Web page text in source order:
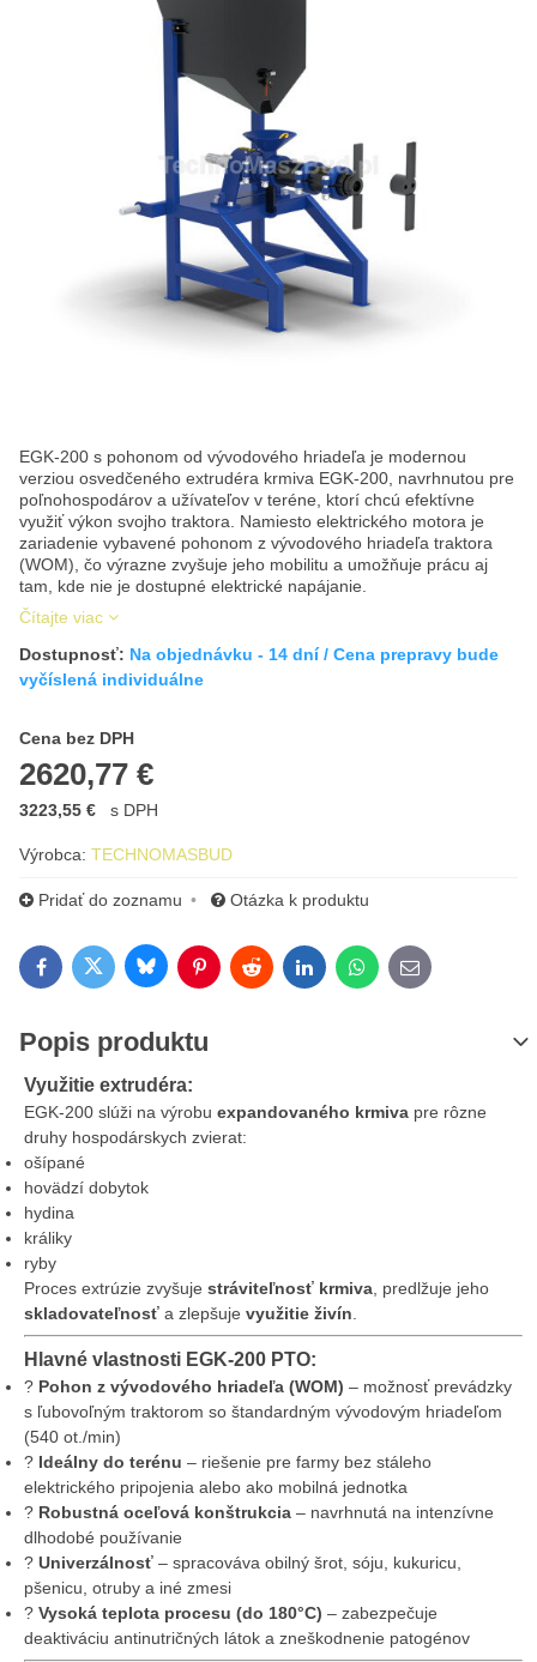
EGK-200 s pohonom od vývodového hriadeľa je modernou
verziou osvedčeného extrudéra krmiva EGK-200, navrhnutou pre
poľnohospodárov a užívateľov v teréne, ktorí chcú efektívne
využiť výkon svojho traktora. Namiesto elektrického motora je
zariadenie vybavené pohonom z vývodového hriadeľa traktora
(WOM), čo výrazne zvyšuje jeho mobilitu a umožňuje prácu aj
tam, kde nie je dostupné elektrické napájanie.
Čítajte viac
Dostupnosť: Na objednávku - 14 dní / Cena prepravy bude
vyčíslená individuálne
Cena bez DPH
2620,77 €
Cena s DPH
3223,55 € s DPH
Výrobca: TECHNOMASBUD
Pridať do zoznamu Otázka k produktu
FacebookTwitterBlueskyPinterestRedditLinkedInWhatsApp
E-mail
Popis produktu
Využitie extrudéra:
EGK-200 slúži na výrobu expandovaného krmiva pre rôzne
druhy hospodárskych zvierat:
ošípané
hovädzí dobytok
hydina
králiky
ryby
Proces extrúzie zvyšuje stráviteľnosť krmiva , predlžuje jeho
skladovateľnosť a zlepšuje využitie živín
Hlavné vlastnosti EGK-200 PTO:
? Pohon z vývodového hriadeľa (WOM) – možnosť prevádzky
s ľubovoľným traktorom so štandardným vývodovým hriadeľom
(540 ot./min)
? Ideálny do terénu – riešenie pre farmy bez stáleho
elektrického pripojenia alebo ako mobilná jednotka
?️ Robustná oceľová konštrukcia – navrhnutá na intenzívne
dlhodobé používanie
? Univerzálnosť – spracováva obilný šrot, sóju, kukuricu,
pšenicu, otruby a iné zmesi
? Vysoká teplota procesu (do 180°C) – zabezpečuje
deaktiváciu antinutričných látok a zneškodnenie patogénov